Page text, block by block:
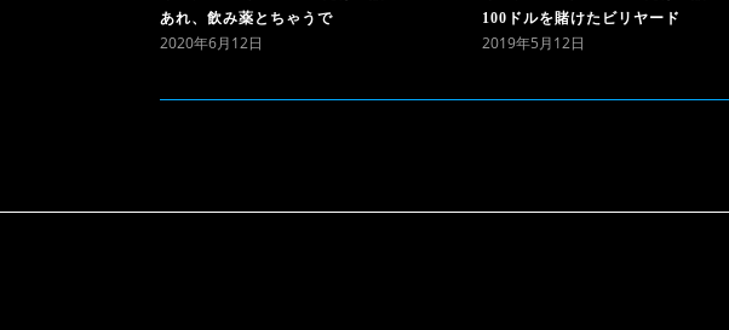
あれ、飲み薬とちゃうで
2020年6月12日
100ドルを賭けたビリヤード
2019年5月12日